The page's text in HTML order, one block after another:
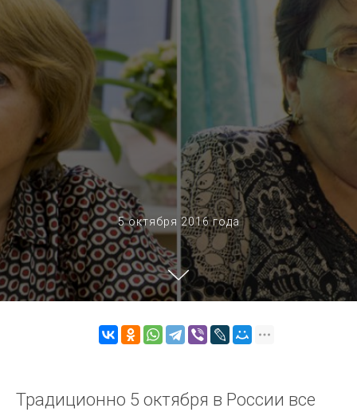
5 октября 2016 года
Традиционно 5 октября в России все